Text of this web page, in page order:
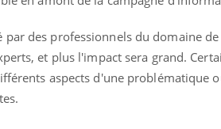
par des professionnels du domaine
et plus l'impact sera grand.
aspects d'une problématique